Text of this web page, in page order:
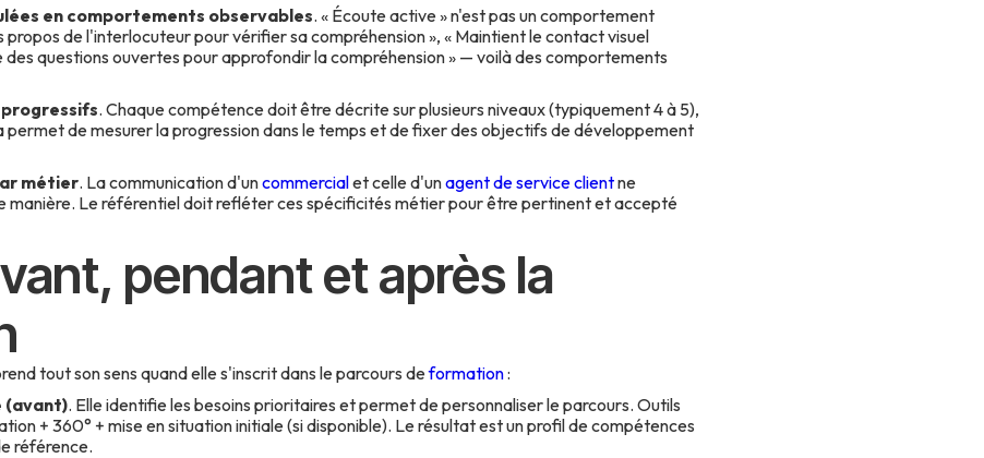
en comportements observables. « Écoute active » n'est pas un comportement
propos de l'interlocuteur pour vérifier sa compréhension », « Maintient le contact visuel
des questions ouvertes pour approfondir la compréhension » — voilà des comportements
. Chaque compétence doit être décrite sur plusieurs niveaux (typiquement 4 à 5),
de mesurer la progression dans le temps et de fixer des objectifs de développement
métier. La communication d'uncommercialet celle d'unagent de service clientne
manière. Le référentiel doit refléter ces spécificités métier pour être pertinent et accepté
pendant et après la
tout son sens quand elle s'inscrit dans le parcours deformation:
(avant). Elle identifie les besoins prioritaires et permet de personnaliser le parcours. Outils
+ 360° + mise en situation initiale (si disponible). Le résultat est un profil de compétences
référence.